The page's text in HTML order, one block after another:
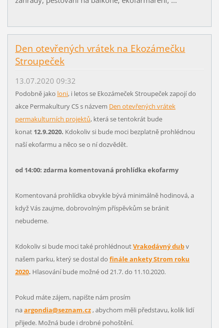
Den otevřených vrátek na Ekozámečku
Stroupeček
13.07.2020 09:32
Podobně jako loni, i letos se Ekozámeček Stroupeček zapojí do
akce Permakultury CS s názvem Den otevřených vrátek
permakulturních projektů, která se tentokrát bude
konat 12.9.2020. Kdokoliv si bude moci bezplatně prohlédnou
naší ekofarmu a něco se o ní dozvědět.
od 14:00: zdarma komentovaná prohlídka ekofarmy
Komentovaná prohlídka obvykle bývá minimálně hodinová, a
když Vás zaujme, dobrovolným příspěvkům se bránit
nebudeme.
Kdokoliv si bude moci také prohlédnoutVrakodávný dubv
našem parku, který se dostal do finále ankety Strom roku
2020. Hlasování bude možné od 21.7. do 11.10.2020.
Pokud máte zájem, napište nám prosím
na argondia@seznam.cz, abychom měli představu, kolik lidí
přijede. Možná bude i drobné pohoštění.